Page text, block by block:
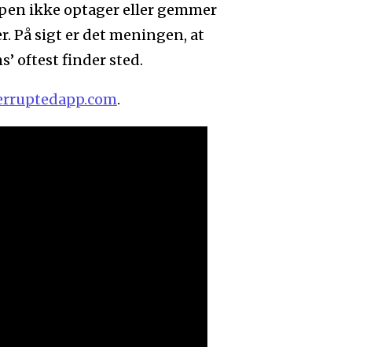
ikke optager eller gemmer
På sigt er det meningen, at
oftest finder sted.
.